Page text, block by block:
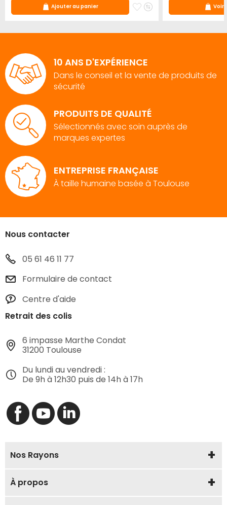
Ajouter au panier
AjouterAjouter
Voir
10 ANS D'EXPÉRIENCE
Dans le conseil et la vente de produits de
sécurité
PRODUITS DE QUALITÉ
Sélectionnés avec soin auprès de
marques expertes
ENTREPRISE FRANÇAISE
À taille humaine basée à Toulouse
Nous contacter
05 61 46 11 77
Formulaire de contact
Centre d'aide
Retrait des colis
6 impasse Marthe Condat
31200 Toulouse
Du lundi au vendredi :
De 9h à 12h30 puis de 14h à 17h
Nos Rayons
À propos